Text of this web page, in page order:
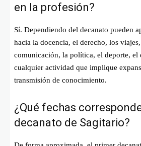
en la profesión?
Sí. Dependiendo del decanato pueden
hacia la docencia, el derecho, los
comunicación, la política, el deporte, el
cualquier actividad que implique
transmisión de conocimiento.
¿Qué fechas
decanato de Sagitario?